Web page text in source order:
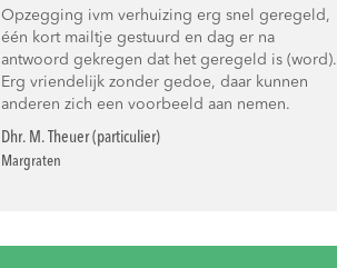
Opzegging ivm verhuizing erg snel geregeld,
één kort mailtje gestuurd en dag er na
antwoord gekregen dat het geregeld is (word).
Erg vriendelijk zonder gedoe, daar kunnen
anderen zich een voorbeeld aan nemen.
Dhr. M. Theuer (particulier)
Margraten